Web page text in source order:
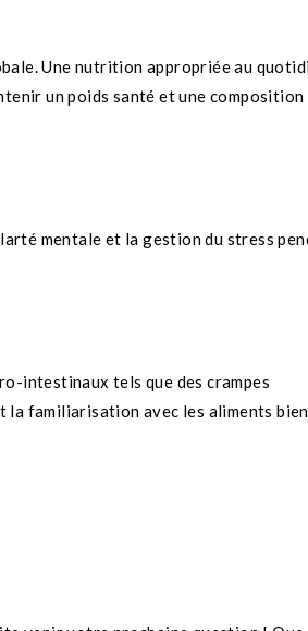
Une nutrition appropriée au
un poids santé et une composition
mentale et la gestion du stress
intestinaux tels que des crampes
la familiarisation avec les aliments bien